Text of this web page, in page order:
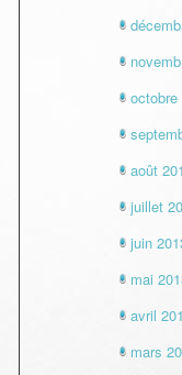
octobre
août
juillet
juin
mai
avril
mars